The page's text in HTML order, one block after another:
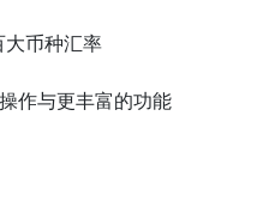
币种汇率
作与更丰富的功能